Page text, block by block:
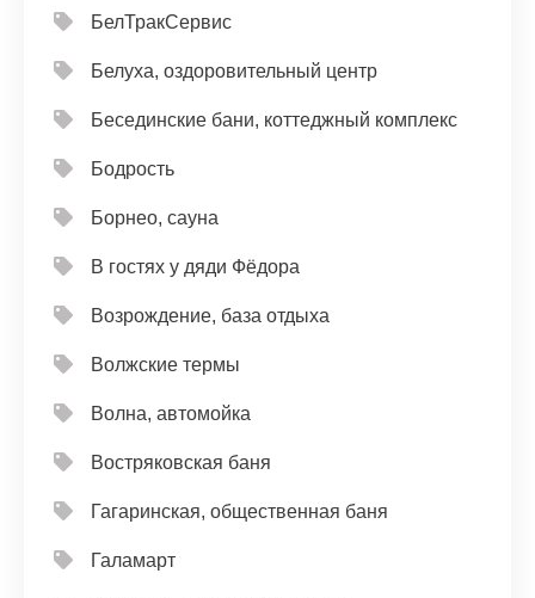
БелТракСервис
Белуха, оздоровительный центр
Бесединские бани, коттеджный комплекс
Бодрость
Борнео, сауна
В гостях у дяди Фёдора
Возрождение, база отдыха
Волжские термы
Волна, автомойка
Востряковская баня
Гагаринская, общественная баня
Галамарт